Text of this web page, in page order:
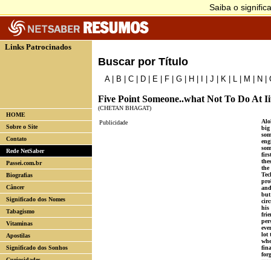
Links Patrocinados
HOME
Sobre o Site
Contato
Rede NetSaber
Passei.com.br
Biografias
Câncer
Significado dos Nomes
Tabagismo
Vitaminas
Apostilas
Significado dos Sonhos
Buscar por Título
A| B C D E F G H J K L M N
Five Point Someone..what Not To Do At
(CHETAN BHAGAT)
Publicidade
big
the
but
his
lot